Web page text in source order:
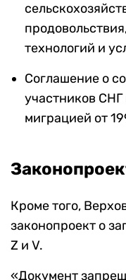
технологий и
Соглашение о
участников СНГ
миграцией от
Кроме того,
законопроект о
Z и V.
«Документ